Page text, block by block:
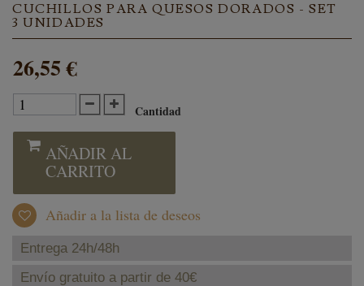
CUCHILLOS PARA QUESOS DORADOS - SET
3 UNIDADES
26,55 €
Cantidad
AÑADIR AL
CARRITO
Añadir a la lista de deseos
Entrega 24h/48h
Envío gratuito a partir de 40€